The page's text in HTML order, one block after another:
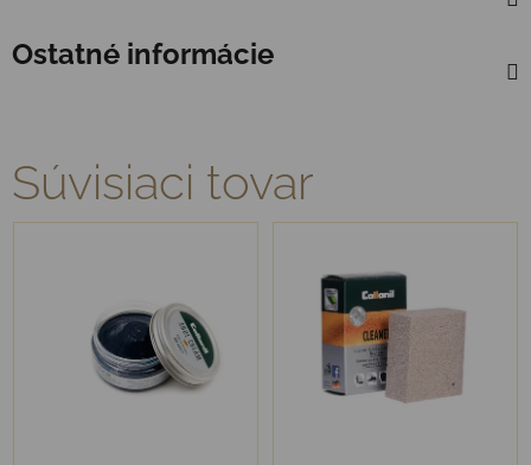
Ostatné informácie
Súvisiaci tovar